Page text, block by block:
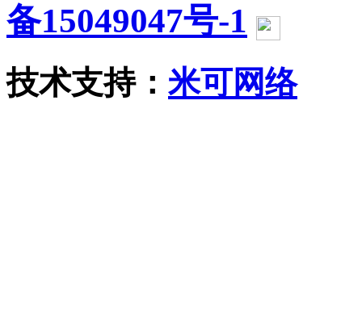
备15049047号-1
技术支持： 米可网络